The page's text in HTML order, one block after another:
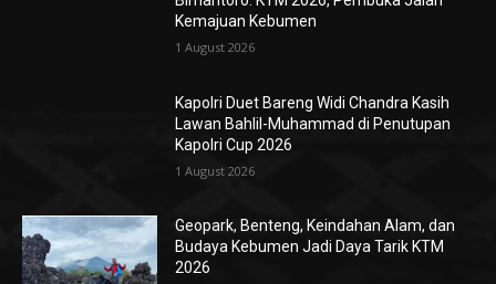
Kemajuan Kebumen
1 August 2026
Kapolri Duet Bareng Widi Chandra Kasih
Lawan Bahlil-Muhammad di Penutupan
Kapolri Cup 2026
1 August 2026
Geopark, Benteng, Keindahan Alam, dan
Budaya Kebumen Jadi Daya Tarik KTM
2026